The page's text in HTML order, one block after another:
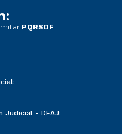
PQRSDF
Judicial - DEAJ: